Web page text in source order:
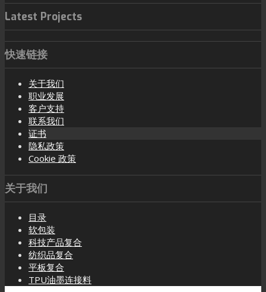
Latest Projects
快速链接
关于我们
职业发展
客户支持
联系我们
证书
隐私政策
Cookie 政策
关于我们
目录
软包装
科技产品复合
纺织品复合
平板复合
TPU油墨连接料